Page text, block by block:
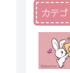
カテ